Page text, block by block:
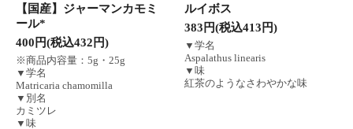
【国産】ジャーマンカモミ
ール*
400円(税込432円)
※商品内容量：5g・25g
▼学名
Matricaria chamomilla
▼別名
カミツレ
▼味
ルイボス
383円(税込413円)
▼学名
Aspalathus linearis
▼味
紅茶のようなさわやかな味